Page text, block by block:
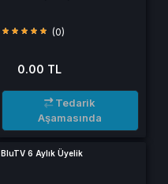
(0)
0.00 TL
Tedarik
Aşamasında
BluTV 6 Aylık Üyelik